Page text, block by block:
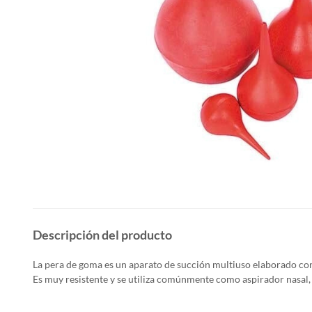
Descripción del producto
La pera de goma es un aparato de succión multiuso elaborado
Es muy resistente y se utiliza comúnmente como aspirador